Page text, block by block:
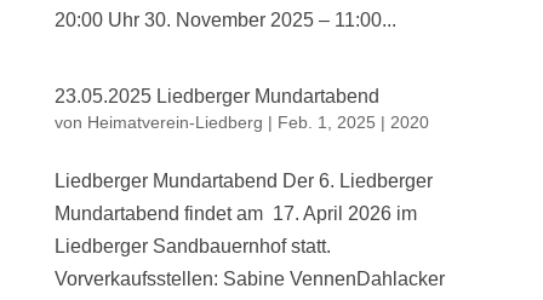
20:00 Uhr 30. November 2025 – 11:00...
23.05.2025 Liedberger Mundartabend
von Heimatverein-Liedberg | Feb. 1, 2025 | 2020
Liedberger Mundartabend Der 6. Liedberger
Mundartabend findet am 17. April 2026 im
Liedberger Sandbauernhof statt.
Vorverkaufsstellen: Sabine VennenDahlacker